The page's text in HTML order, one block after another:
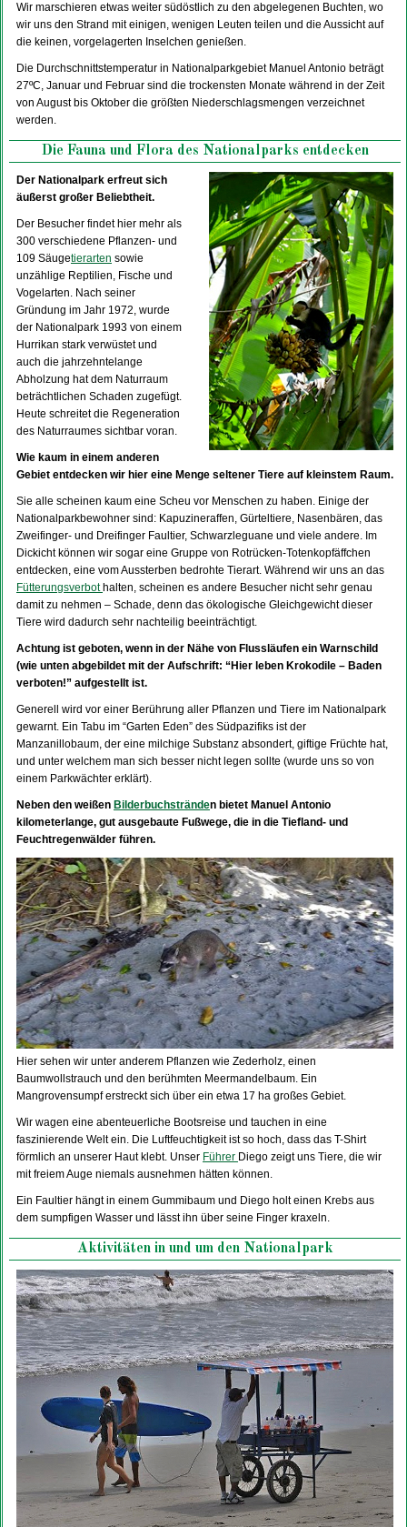
Wir marschieren etwas weiter südöstlich zu den abgelegenen Buchten, wo
wir uns den Strand mit einigen, wenigen Leuten teilen und die Aussicht auf
die keinen, vorgelagerten Inselchen genießen.
Die Durchschnittstemperatur in Nationalparkgebiet Manuel Antonio beträgt
27ºC, Januar und Februar sind die trockensten Monate während in der Zeit
von August bis Oktober die größten Niederschlagsmengen verzeichnet
werden.
Die Fauna und Flora des Nationalparks entdecken
Der Nationalpark erfreut sich
äußerst großer Beliebtheit.
Der Besucher findet hier mehr als
300 verschiedene Pflanzen- und
109 Säugetierarten sowie
unzählige Reptilien, Fische und
Vogelarten. Nach seiner
Gründung im Jahr 1972, wurde
der Nationalpark 1993 von einem
Hurrikan stark verwüstet und
auch die jahrzehntelange
Abholzung hat dem Naturraum
beträchtlichen Schaden zugefügt.
Heute schreitet die Regeneration
des Naturraumes sichtbar voran.
Wie kaum in einem anderen
Gebiet entdecken wir hier eine Menge seltener Tiere auf kleinstem Raum.
Sie alle scheinen kaum eine Scheu vor Menschen zu haben. Einige der
Nationalparkbewohner sind: Kapuzineraffen, Gürteltiere, Nasenbären, das
Zweifinger- und Dreifinger Faultier, Schwarzleguane und viele andere. Im
Dickicht können wir sogar eine Gruppe von Rotrücken-Totenkopfäffchen
entdecken, eine vom Aussterben bedrohte Tierart. Während wir uns an das
Fütterungsverbot halten, scheinen es andere Besucher nicht sehr genau
damit zu nehmen – Schade, denn das ökologische Gleichgewicht dieser
Tiere wird dadurch sehr nachteilig beeinträchtigt.
Achtung ist geboten, wenn in der Nähe von Flussläufen ein Warnschild
(wie unten abgebildet mit der Aufschrift: “Hier leben Krokodile – Baden
verboten!” aufgestellt ist.
Generell wird vor einer Berührung aller Pflanzen und Tiere im Nationalpark
gewarnt. Ein Tabu im “Garten Eden” des Südpazifiks ist der
Manzanillobaum, der eine milchige Substanz absondert, giftige Früchte hat,
und unter welchem man sich besser nicht legen sollte (wurde uns so von
einem Parkwächter erklärt).
Neben den weißen Bilderbuchstränden bietet Manuel Antonio
kilometerlange, gut ausgebaute Fußwege, die in die Tiefland- und
Feuchtregenwälder führen.
Hier sehen wir unter anderem Pflanzen wie Zederholz, einen
Baumwollstrauch und den berühmten Meermandelbaum. Ein
Mangrovensumpf erstreckt sich über ein etwa 17 ha großes Gebiet.
Wir wagen eine abenteuerliche Bootsreise und tauchen in eine
faszinierende Welt ein. Die Luftfeuchtigkeit ist so hoch, dass das T-Shirt
förmlich an unserer Haut klebt. Unser Führer Diego zeigt uns Tiere, die wir
mit freiem Auge niemals ausnehmen hätten können.
Ein Faultier hängt in einem Gummibaum und Diego holt einen Krebs aus
dem sumpfigen Wasser und lässt ihn über seine Finger kraxeln.
Aktivitäten in und um den Nationalpark